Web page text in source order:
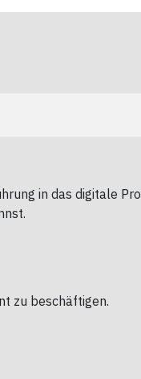
in das digitale
zu beschäftigen.